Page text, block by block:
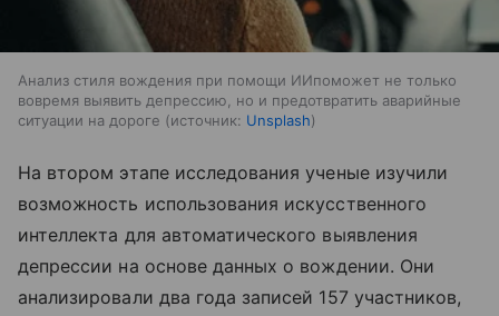
Анализ стиля вождения при помощи ИИпоможет не только
вовремя выявить депрессию, но и предотвратить аварийные
ситуации на дороге
источник: Unsplash
На втором этапе исследования ученые изучили
возможность использования искусственного
интеллекта для автоматического выявления
депрессии на основе данных о вождении. Они
анализировали два года записей 157 участников,